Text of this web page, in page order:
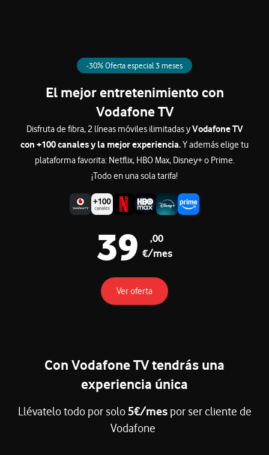
-30% Oferta especial 3 meses
El mejor entretenimiento con
Vodafone TV
Disfruta de fibra, 2 líneas móviles ilimitadas yVodafone TV
con +100 canales y la mejor experiencia.Y además elige tu
plataforma favorita: Netflix, HBO Max, Disney+ o Prime.
¡Todo en una sola tarifa!
39
,00
€/mes
Ver ofertatoda la info de la tarifa en
Con Vodafone TV tendrás una
experiencia única
Llévatelo todo por solo5€/mespor ser cliente de
Vodafone